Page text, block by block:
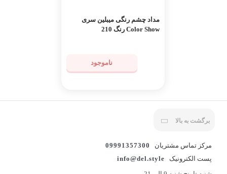
مداد چشم رنگی میبلین سری
Color Show رنگ 210
ناموجود
برگشت به بالا
مرکز تماس مشتریان
09991357300
پست الکترونیک
info@del.style